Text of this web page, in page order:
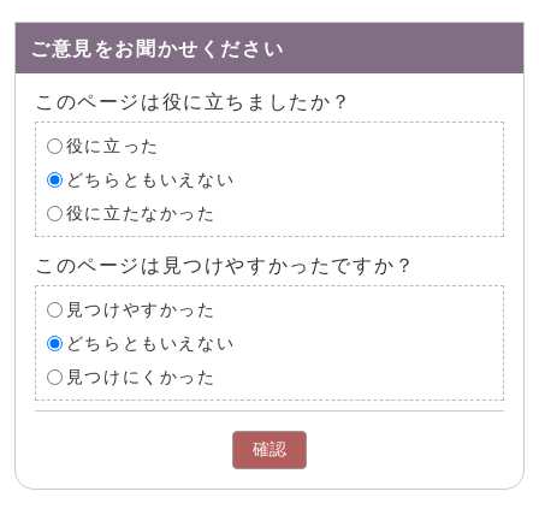
ご意見をお聞かせください
このページは役に立ちましたか？
役に立った
どちらともいえない
役に立たなかった
このページは見つけやすかったですか？
見つけやすかった
どちらともいえない
見つけにくかった
確認